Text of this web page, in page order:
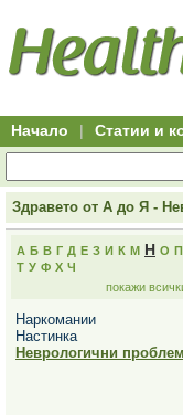
Всички
офети
за
Hitro.bg
Всички
оферти
Hitro.bg
оферти
Hitro.bg
във
всички
оферти
пазаруване
изгодни
оферти
50+
начало
Клуб
Начало | Статии и
Здравето от А до Я -
А Б В Г Д Е З И К М Н О П
Т У Ф Х Ч
покажи
Наркомании
Настинка
Неврологични